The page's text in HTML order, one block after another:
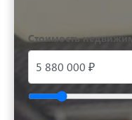
Стоимость